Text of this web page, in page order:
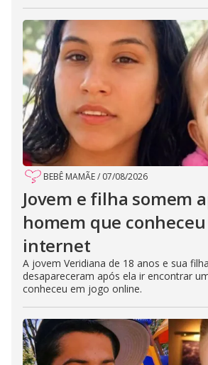
BEBÊ MAMÃE/ 07/08/2026
Jovem e filha somem
homem que
internet
A jovem Veridiana de 18 anos e sua
desapareceram após ela ir encontrar
conheceu em jogo online.